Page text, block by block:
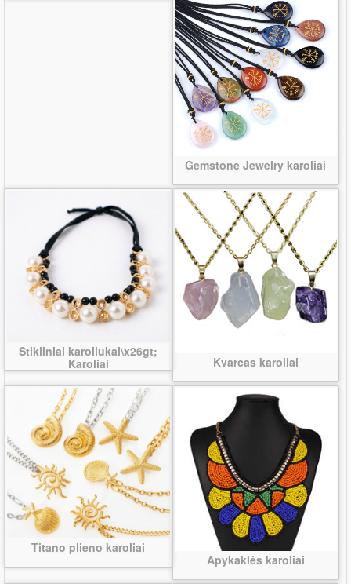
Gemstone Jewelry karoliai
Stikliniai karoliukai\x26gt;
Karoliai
Kvarcas karoliai
Titano plieno karoliai
Apykaklės karoliai